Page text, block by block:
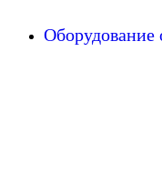
Оборудование